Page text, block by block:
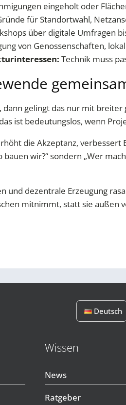
eingeholt oder
für Standortwahl,
über digitale Umfragen
von Genossenschaften,
Technik muss
gelingt das nur mit
ist bedeutungslos, wenn
die Akzeptanz,
wir?“ sondern „Wer
und dezentrale Erzeugung
mitnimmt, statt sie
Deutsch
Wissen
News
Ratgeber